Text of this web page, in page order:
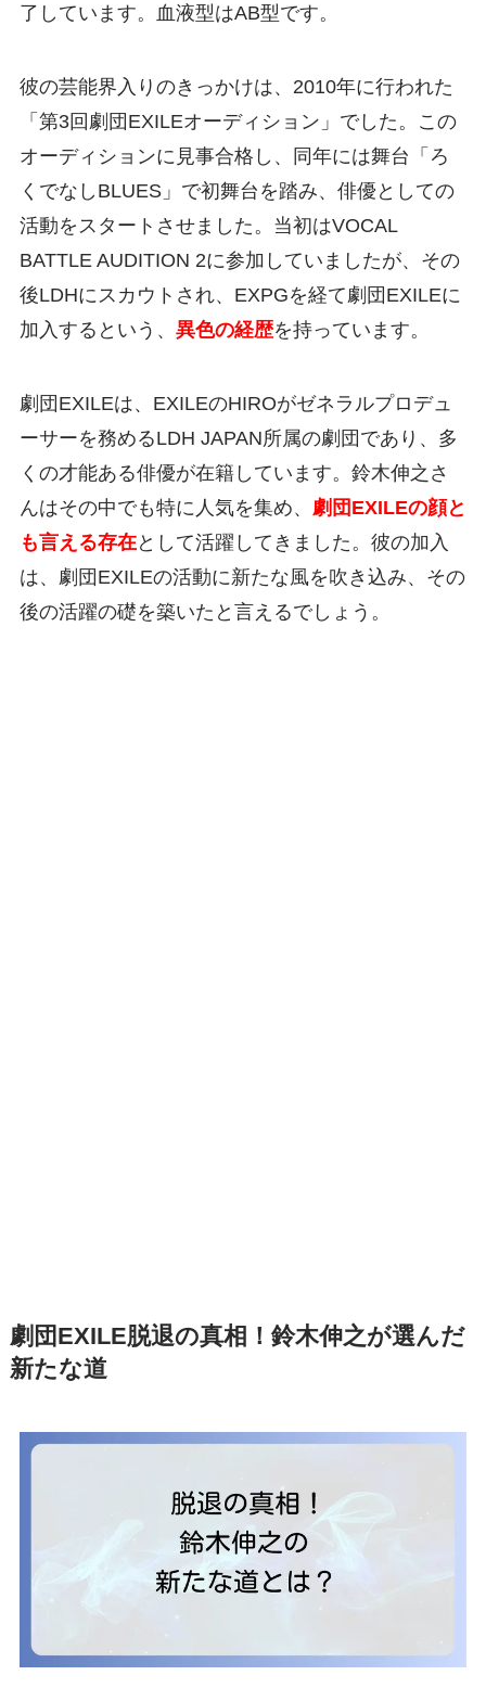
了しています。血液型はAB型です。
彼の芸能界入りのきっかけは、2010年に行われた
「第3回劇団EXILEオーディション」でした。この
オーディションに見事合格し、同年には舞台「ろ
くでなしBLUES」で初舞台を踏み、俳優としての
活動をスタートさせました。当初はVOCAL
BATTLE AUDITION 2に参加していましたが、その
後LDHにスカウトされ、EXPGを経て劇団EXILEに
加入するという、 異色の経歴を持っています。
劇団EXILEは、EXILEのHIROがゼネラルプロデュ
ーサーを務めるLDH JAPAN所属の劇団であり、多
くの才能ある俳優が在籍しています。鈴木伸之さ
んはその中でも特に人気を集め、 劇団EXILEの顔と
も言える存在として活躍してきました。彼の加入
は、劇団EXILEの活動に新たな風を吹き込み、その
後の活躍の礎を築いたと言えるでしょう。
劇団EXILE脱退の真相！鈴木伸之が選んだ
新たな道